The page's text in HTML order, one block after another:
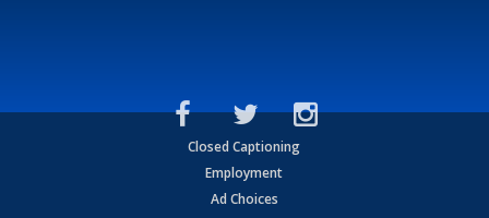
Closed Captioning
Employment
Ad Choices